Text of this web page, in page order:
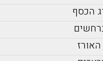
הכסף